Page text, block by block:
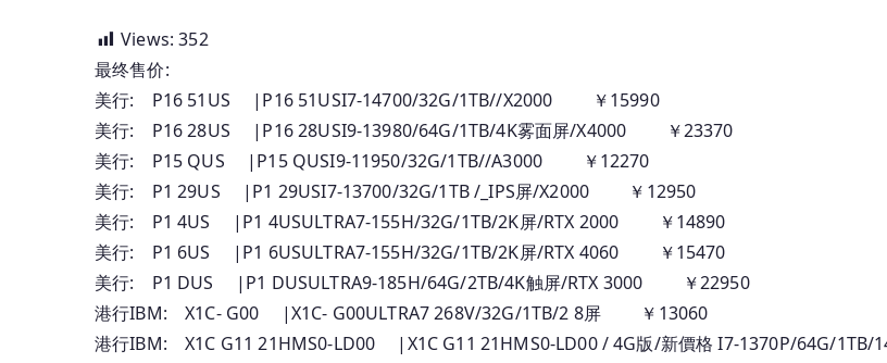
行
Thinkpad
記
人
幣
Views: 352
最终售价:
美行: P16 51US |P16 51USI7-14700/32G/1TB//X2000 ￥15990
美行: P16 28US |P16 28USI9-13980/64G/1TB/4K雾面屏/X4000 ￥23370
美行: P15 QUS |P15 QUSI9-11950/32G/1TB//A3000 ￥12270
美行: P1 29US |P1 29USI7-13700/32G/1TB /_IPS屏/X2000 ￥12950
美行: P1 4US |P1 4USULTRA7-155H/32G/1TB/2K屏/RTX 2000 ￥14890
美行: P1 6US |P1 6USULTRA7-155H/32G/1TB/2K屏/RTX 4060 ￥15470
美行: P1 DUS |P1 DUSULTRA9-185H/64G/2TB/4K触屏/RTX 3000 ￥22950
港行IBM: X1C- G00 |X1C- G00ULTRA7 268V/32G/1TB/2 8屏 ￥13060
港行IBM: X1C G11 21HMS0-LD00 |X1C G11 21HMS0-LD00 / 4G版/新價格 I7-1370P/64G/1TB/